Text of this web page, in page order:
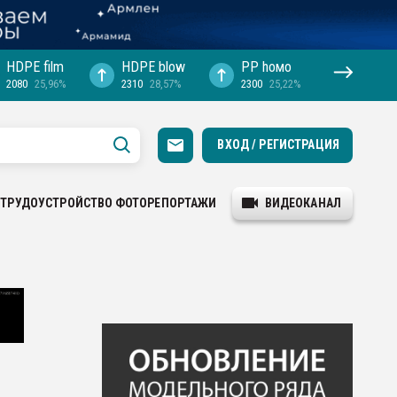
HDPE film
2080 25,96%
HDPE blow
2310 28,57%
PP hомо
2300 25,22%
ВХОД / РЕГИСТРАЦИЯ
ТРУДОУСТРОЙСТВО ФОТОРЕПОРТАЖИ ВИДЕОКАНАЛ